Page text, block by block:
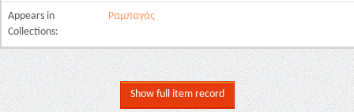
Appears in
Collections:
Ραμπαγάς
Show full item record